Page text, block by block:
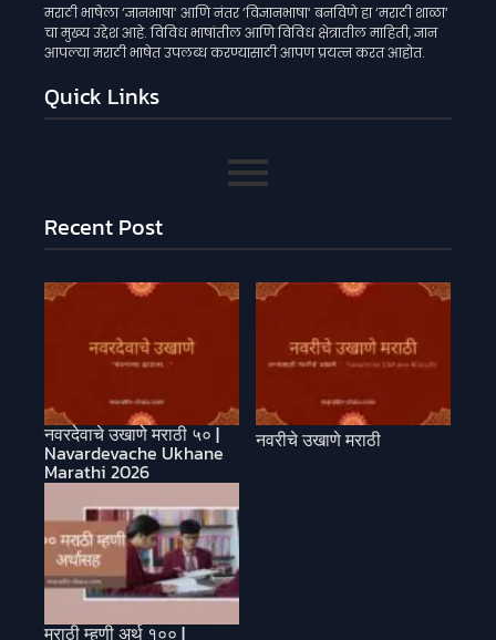
मराठी भाषेला ‘ज्ञानभाषा‘ आणि नंतर ‘विज्ञानभाषा‘ बनविणे हा ‘मराठी शाळा‘
चा मुख्य उद्देश आहे. विविध भाषांतील आणि विविध क्षेत्रातील माहिती, ज्ञान
आपल्या मराठी भाषेत उपलब्ध करण्यासाठी आपण प्रयत्न करत आहोत.
Quick Links
Recent Post
नवरदेवाचे उखाणे मराठी ५० |
Navardevache Ukhane
Marathi 2026
नवरीचे उखाणे मराठी
मराठी म्हणी अर्थ १०० |